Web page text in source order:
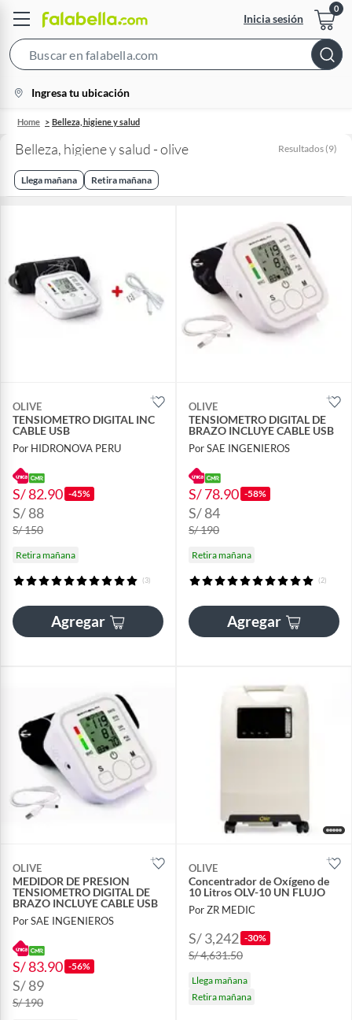
Inicia sesión
Bar
location-
icon
Ingresa tu ubicación
Home Belleza, higiene y salud
Belleza, higiene y salud - olive Resultados (9)
Llega mañana Retira mañana
OLIVE
TENSIOMETRO DIGITAL INC
CABLE USB
Por HIDRONOVA PERU
S/ 82.90 -45%
S/ 88
S/ 150
Retira mañana
(3)
Agregar
OLIVE
TENSIOMETRO DIGITAL DE
BRAZO INCLUYE CABLE USB
Por SAE INGENIEROS
S/ 78.90 -58%
S/ 84
S/ 190
Retira mañana
(2)
Agregar
OLIVE
MEDIDOR DE PRESION
TENSIOMETRO DIGITAL DE
BRAZO INCLUYE CABLE USB
Por SAE INGENIEROS
S/ 83.90 -56%
S/ 89
S/ 190
OLIVE
Concentrador de Oxígeno de
10 Litros OLV-10 UN FLUJO
Por ZR MEDIC
S/ 3,242 -30%
S/ 4,631.50
Llega mañana
Retira mañana